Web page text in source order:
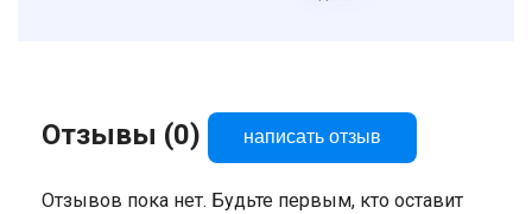
Отзывы (0) написать отзыв
Отзывов пока нет. Будьте первым, кто оставит